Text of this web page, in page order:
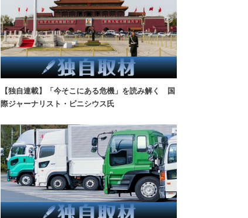
【独自連載】「今そこにある危機」を読み解く 国
際ジャーナリスト・ビニシウス氏